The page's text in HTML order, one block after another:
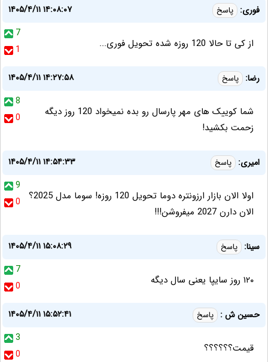
فوری: پاسخ
۱۴۰۵/۴/۱۱ ۱۴:۰۸:۰۷
7
1
از کی تا حالا 120 روزه شده تحویل فوری...
رضا: پاسخ
۱۴۰۵/۴/۱۱ ۱۴:۲۷:۵۸
8
0
شما کوییک های مهر پارسال رو بده نمیخواد 120 روز دیگه
زحمت بکشید!
امیری: پاسخ
۱۴۰۵/۴/۱۱ ۱۴:۵۴:۳۳
9
0
اولا الان بازار ارزونتره دوما تحویل 120 روزه! سوما مدل 2025؟
الان دارن 2027 میفروشن!!!
سینا: پاسخ
۱۴۰۵/۴/۱۱ ۱۵:۰۸:۲۹
7
0
۱۲۰ روز سایپا یعنی سال دیگه
حسین ش : پاسخ
۱۴۰۵/۴/۱۱ ۱۵:۵۲:۴۱
3
0
قیمت؟؟؟؟؟؟